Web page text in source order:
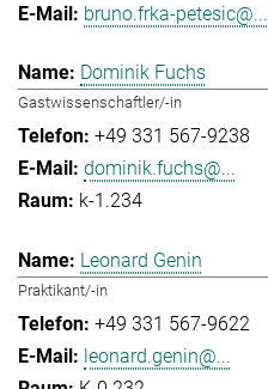
bruno.frka-petesic@...
Dominik Fuchs
Gastwissenschaftler/-in
+49 331 567-9238
dominik.fuchs@...
k-1.234
Leonard Genin
Praktikant/-in
+49 331 567-9622
leonard.genin@...